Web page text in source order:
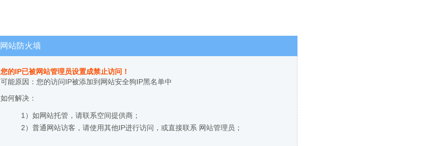
网站防火墙
您的IP已被网站管理员设置成禁止访问！
可能原因：您的访问IP被添加到网站安全狗IP黑名单中
如何解决：
1）如网站托管，请联系空间提供商；
2）普通网站访客，请使用其他IP进行访问，或直接联系 网站管理员；